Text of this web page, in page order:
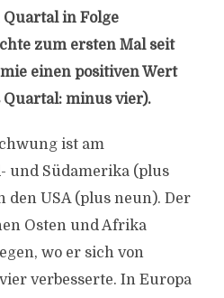
in Folge
zum ersten Mal seit
einen positiven Wert
minus vier).
ist am
und Südamerika (plus
den USA (plus neun). Der
Osten und Afrika
wo er sich von
verbesserte. In Europa